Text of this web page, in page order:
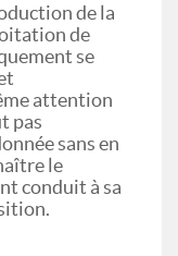
de la
de
se
attention
pas
sans en
le
conduit à sa